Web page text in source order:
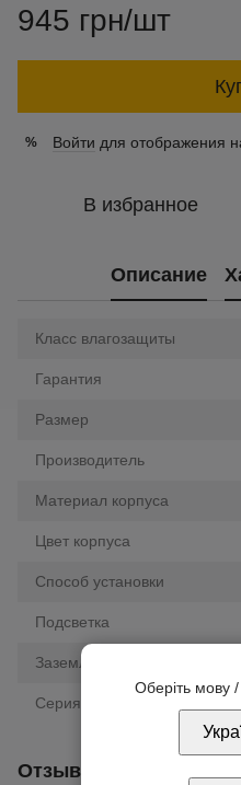
945 грн/шт
% Войти для отображения
В избранное
Описание
Класс влагозащиты
Гарантия
Размер
Производитель
Материал корпуса
Цвет корпуса
Способ установки
Подсветка
Заземление
Серия
Отзывы
Оберіть мову